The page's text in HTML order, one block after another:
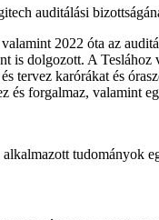
auditálási
2022 óta az
dolgozott. A
karórákat és
forgalmaz, valamint
tudományok